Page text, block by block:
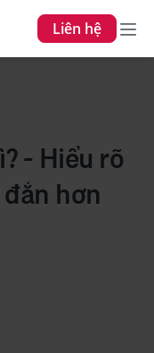
Liên hệ
- Hiểu rõ
hơn